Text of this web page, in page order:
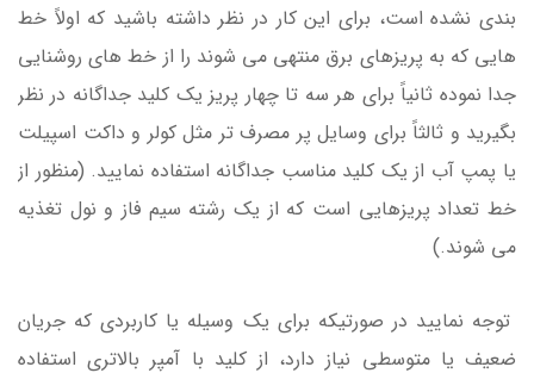
بندی نشده است، برای این کار در نظر داشته باشید که اولاً خط
هایی که به پریزهای برق منتهی می شوند را از خط های روشنایی
جدا نموده ثانیاً برای هر سه تا چهار پریز یک کلید جداگانه در نظر
بگیرید و ثالثاً برای وسایل پر مصرف تر مثل کولر و داکت اسپیلت
یا پمپ آب از یک کلید مناسب جداگانه استفاده نمایید. (منظور از
خط تعداد پریزهایی است که از یک رشته سیم فاز و نول تغذیه
می شوند.)
توجه نمایید در صورتیکه برای یک وسیله یا کاربردی که جریان
ضعیف یا متوسطی نیاز دارد، از کلید با آمپر بالاتری استفاده